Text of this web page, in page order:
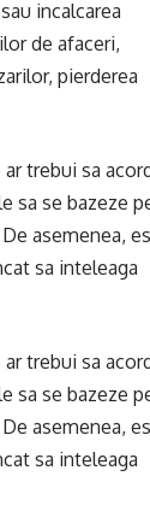
incalcarea
de afaceri,
pierderea
trebui sa
sa se bazeze
asemenea,
sa inteleaga
trebui sa
sa se bazeze
asemenea,
sa inteleaga